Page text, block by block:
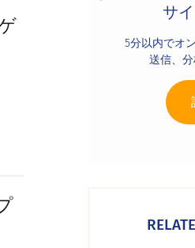
サ
5分以内でオ
送信、分